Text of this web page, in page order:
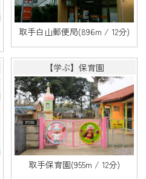
取手白山郵便局(896m / 12分)
【学ぶ】保育園
取手保育園(955m / 12分)